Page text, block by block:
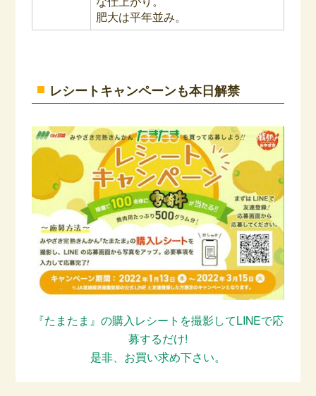
肥大は平年並み。
レシートキャンペーンも本日解禁
『たまたま』の購入レシートを撮影してLINEで応
募するだけ!
是非、お買い求め下さい。